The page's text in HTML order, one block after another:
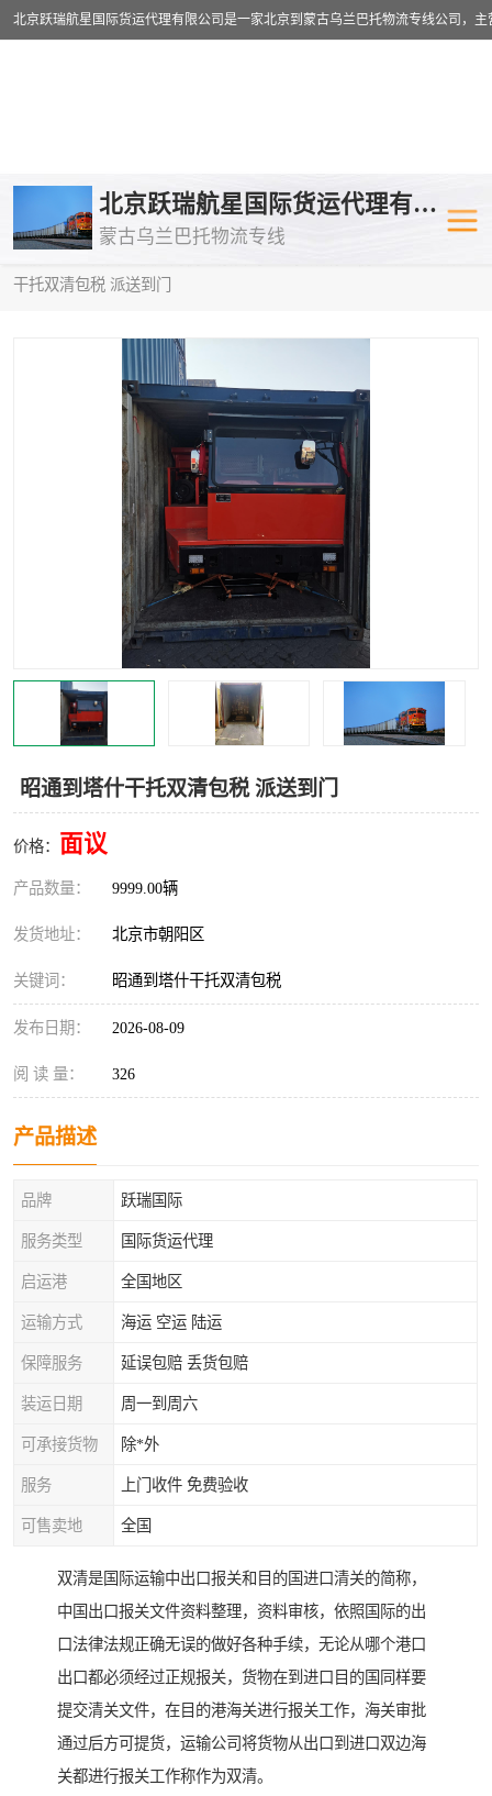
北京跃瑞航星国际货运代理有限公司
蒙古乌兰巴托物流专线
干托双清包税 派送到门
昭通到塔什干托双清包税 派送到门
价格： 面议
产品数量： 9999.00辆
发货地址： 北京市朝阳区
关键词： 昭通到塔什干托双清包税
发布日期： 2026-08-09
阅 读 量： 326
产品描述
品牌 跃瑞国际
服务类型 国际货运代理
启运港 全国地区
运输方式 海运 空运 陆运
保障服务 延误包赔 丢货包赔
装运日期 周一到周六
可承接货物 除*外
服务 上门收件 免费验收
可售卖地 全国
双清是国际运输中出口报关和目的国进口清关的简称，
中国出口报关文件资料整理，资料审核，依照国际的出
口法律法规正确无误的做好各种手续，无论从哪个港口
出口都必须经过正规报关，货物在到进口目的国同样要
提交清关文件，在目的港海关进行报关工作，海关审批
通过后方可提货，运输公司将货物从出口到进口双边海
关都进行报关工作称作为双清。
乌兰巴托物流专线 乌兰巴托铁
乌兰巴托公路运输
中欧班列
蒙古乌兰巴托双清包税
蒙古乌兰巴托空运专线
蒙古乌兰巴托汽运专线
中亚铁路运输